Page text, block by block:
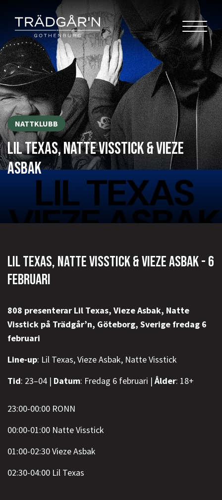
NATTKLUBB
LIL TEXAS, NATTE VISSTICK & VIEZE
ASBAK
LIL TEXAS, NATTE VISSTICK & VIEZE ASBAK - 6
FEBRUARI
808 presenterar Lil Texas, Vieze Asbak, Natte
Visstick på Trädgår’n, Göteborg, Sverige fredag 6
februari
Line-up: Lil Texas, Vieze Asbak, Natte Visstick
Tid: 23–04 | Datum: Fredag 6 februari |Ålder: 18+
23:00-00:00 RONN
00:00-01:00 Natte Visstick
01:00-02:30 Vieze Asbak
02:30-04:00 Lil Texas